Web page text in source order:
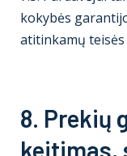
kokybės
atitinkamų teisės
8. Prekių
keitimas,